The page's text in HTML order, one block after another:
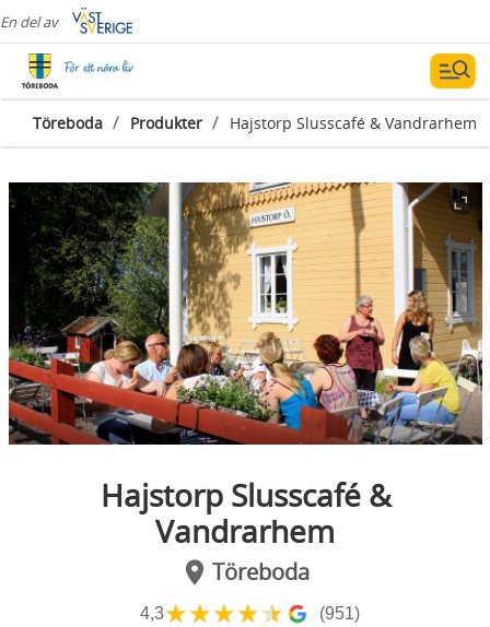
En del av
Töreboda / Produkter / Hajstorp Slusscafé & Vandrarhem
Hajstorp Slusscafé &
Vandrarhem
Töreboda
4,3★★★★★ (951)